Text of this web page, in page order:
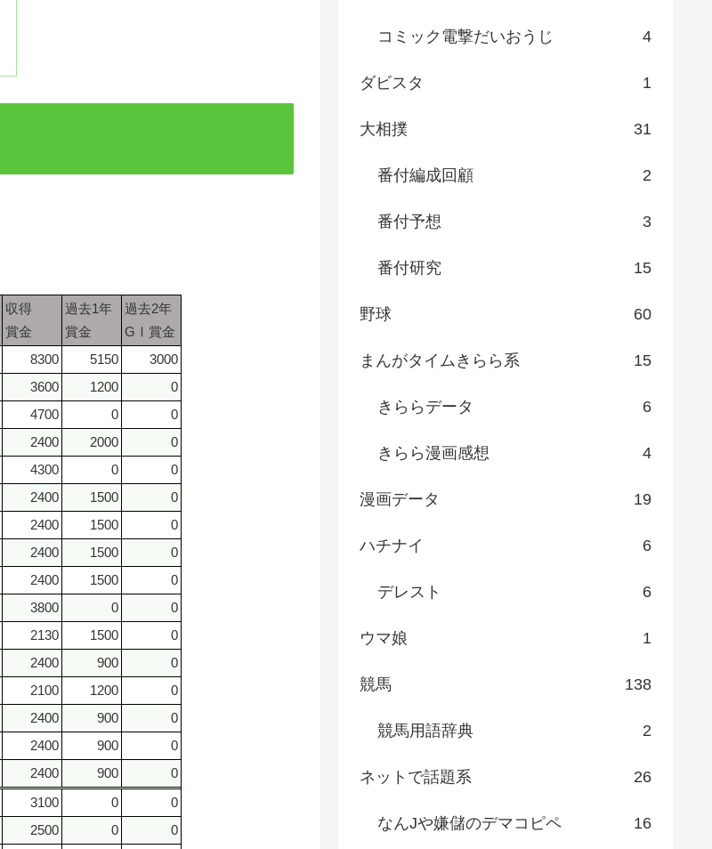
収得
賞金
過去1年
賞金
過去2年
GⅠ賞金
8300 5150
3000
3600 1200
0
4700 0
0
2400 2000
0
4300 0
0
2400 1500
0
2400 1500
0
2400 1500
0
2400 1500
0
3800 0
0
2130 1500
0
2400 900
0
2100 1200
0
2400 900
0
2400 900
0
2400 900 0
3100 0
0
2500 0
0
コミック電撃だいおうじ 4
ダビスタ 1
大相撲 31
番付編成回顧 2
番付予想 3
番付研究 15
野球 60
まんがタイムきらら系 15
きららデータ 6
きらら漫画感想 4
漫画データ 19
ハチナイ 6
デレスト 6
ウマ娘 1
競馬 138
競馬用語辞典 2
ネットで話題系 26
なんJや嫌儲のデマコピペ 16